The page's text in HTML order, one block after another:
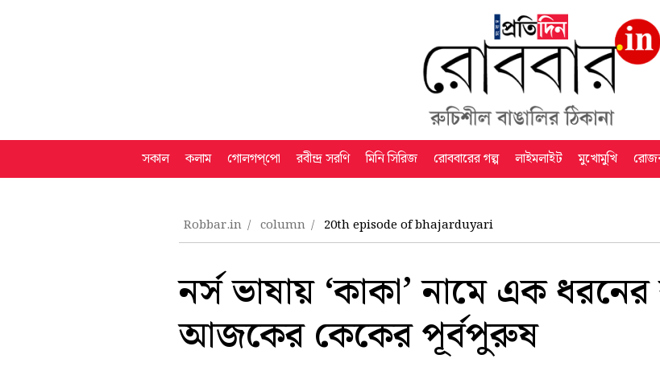
সকাল কলাম গোলগপ্‌পো রবীন্দ্র সরণি মিনি সিরিজ রোববারের গল্প লাইমলাইট মুখোমুখি
Robbar.in column 20th episode of bhajarduyari
নর্স ভাষায় ‘কাকা’ নামে এক
আজকের কেকের পূর্বপুরুষ